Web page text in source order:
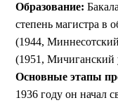
Образование:
степень магистра в
(1944,
(1951, Мичиганский
Основные этапы
1936 году он начал